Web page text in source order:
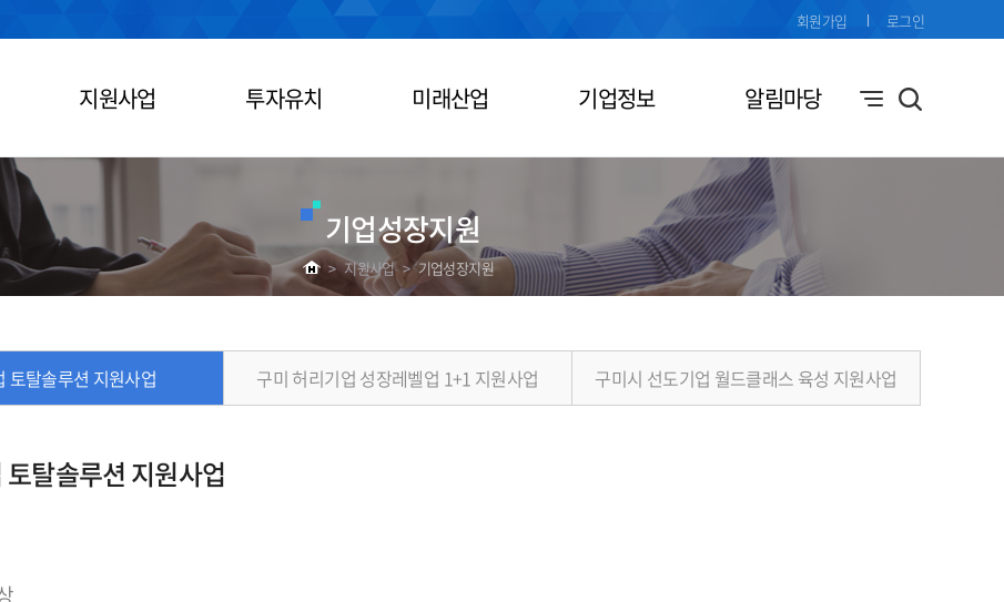
지원사업 투자유치 미래산업 기업정보 알림마당
회원가입 로그인
기업성장지원
> 지원사업 > 기업성장지원
토탈솔루션 지원사업 구미 허리기업 성장레벨업 1+1 지원사업 구미시 선도기업 월드클래스 육성 지원사업
탈솔루션 지원사업